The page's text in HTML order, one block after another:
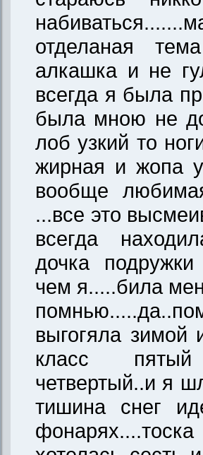
отделаная
алкашка и не
всегда я была
была мною не
лоб узкий то
жирная и жопа
вообще
...все это
всегда
дочка
чем я.....била
выгогяла зимой
класс
четвертый..и я
тишина снег